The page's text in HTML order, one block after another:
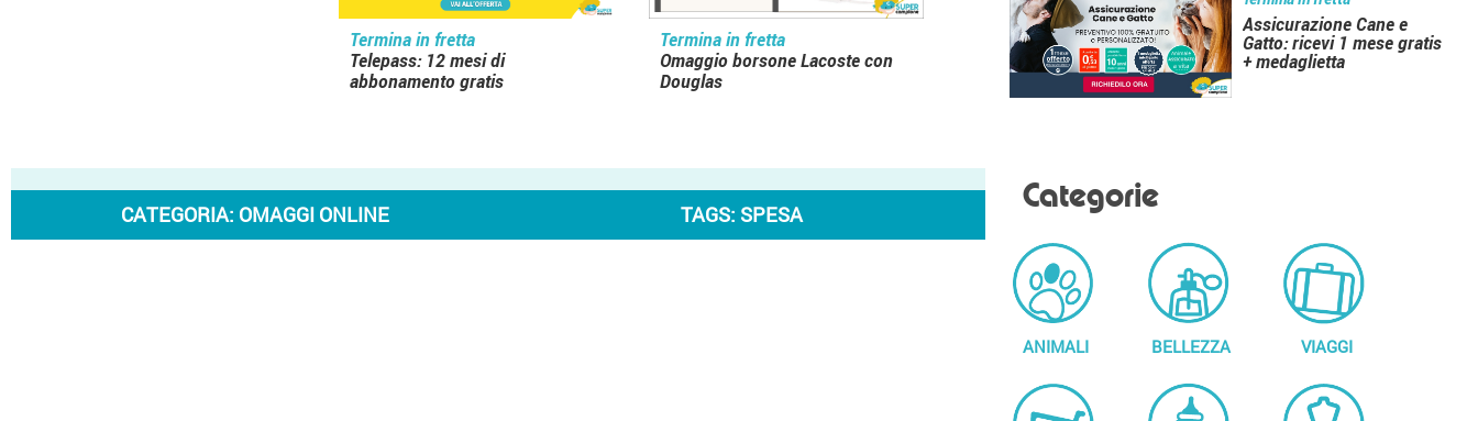
Termina in fretta
Telepass: 12 mesi di
abbonamento gratis
Termina in fretta
Omaggio borsone Lacoste con
Douglas
CATEGORIA: OMAGGI ONLINE TAGS: SPESA
Assicurazione Cane e
Gatto: ricevi 1 mese gratis
+ medaglietta
Categorie
ANIMALI BELLEZZA VIAGGI